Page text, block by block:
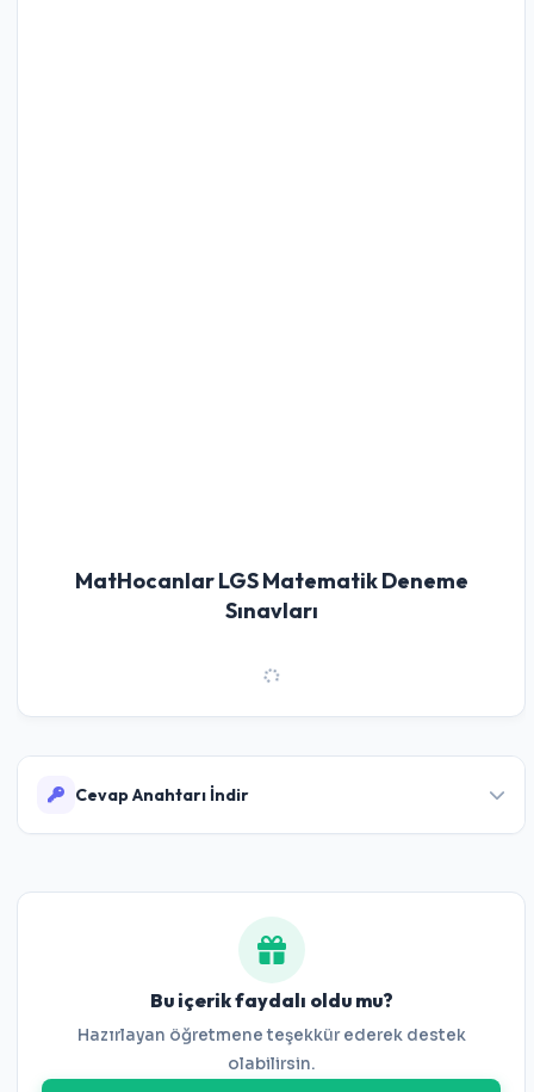
MatHocanlar LGS Matematik Deneme
Sınavları
Cevap Anahtarı İndir
Deneme Sınavı 2 Cevap Anahtarı
Bu içerik faydalı oldu mu?
Hazırlayan öğretmene teşekkür ederek destek
olabilirsin.